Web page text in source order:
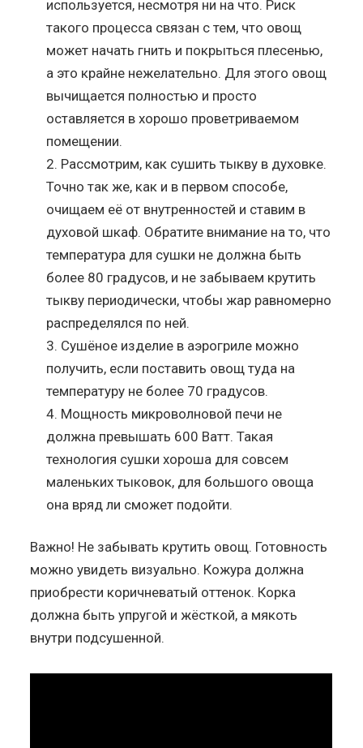
используется, несмотря ни на что. Риск
такого процесса связан с тем, что овощ
может начать гнить и покрыться плесенью,
а это крайне нежелательно. Для этого овощ
вычищается полностью и просто
оставляется в хорошо проветриваемом
помещении.
Рассмотрим, как сушить тыкву в духовке.
Точно так же, как и в первом способе,
очищаем её от внутренностей и ставим в
духовой шкаф. Обратите внимание на то, что
температура для сушки не должна быть
более 80 градусов, и не забываем крутить
тыкву периодически, чтобы жар равномерно
распределялся по ней.
Сушёное изделие в аэрогриле можно
получить, если поставить овощ туда на
температуру не более 70 градусов.
Мощность микроволновой печи не
должна превышать 600 Ватт. Такая
технология сушки хороша для совсем
маленьких тыковок, для большого овоща
она вряд ли сможет подойти.
Важно! Не забывать крутить овощ. Готовность
можно увидеть визуально. Кожура должна
приобрести коричневатый оттенок. Корка
должна быть упругой и жёсткой, а мякоть
внутри подсушенной.